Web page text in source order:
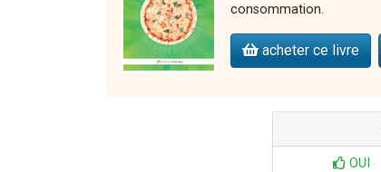
consommation.
acheter ce livre
OUI